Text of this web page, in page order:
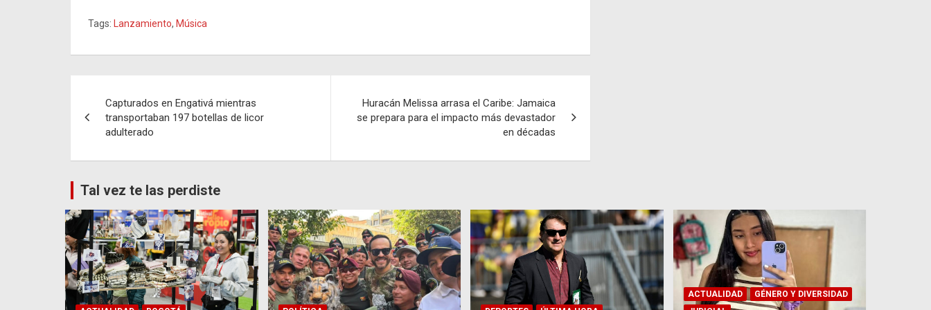
Tags: Lanzamiento, Música
de
Capturados en Engativá mientras
transportaban 197 botellas de licor
adulterado
Huracán Melissa arrasa el Caribe: Jamaica
se prepara para el impacto más devastador
en décadas
Tal vez te las perdiste
ACTUALIDAD
GÉNERO Y DIVERSIDAD